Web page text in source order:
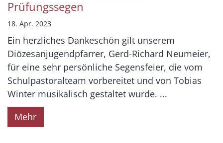
Prüfungssegen
18. Apr. 2023
Ein herzliches Dankeschön gilt unserem
Diözesanjugendpfarrer, Gerd-Richard Neumeier,
für eine sehr persönliche Segensfeier, die vom
Schulpastoralteam vorbereitet und von Tobias
Winter musikalisch gestaltet wurde. ...
Mehr